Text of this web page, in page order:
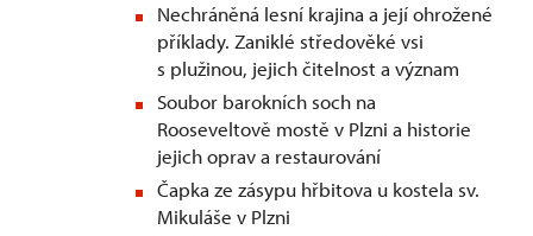
Nechráněná lesní krajina a její ohrožené
příklady. Zaniklé středověké vsi
s plužinou, jejich čitelnost a význam
Soubor barokních soch na
Rooseveltově mostě v Plzni a historie
jejich oprav a restaurování
Čapka ze zásypu hřbitova u kostela sv.
Mikuláše v Plzni